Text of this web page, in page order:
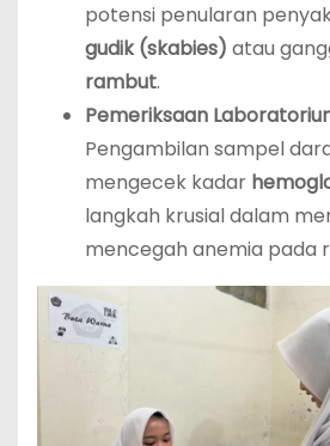
potensi penularan
gudik (skabies) atau
rambut.
Pemeriksaan
Pengambilan sampel
mengecek kadar
langkah krusial dalam
mencegah anemia pada